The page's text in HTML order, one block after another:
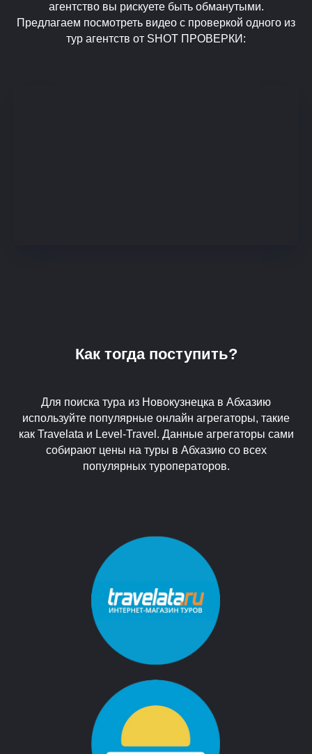
агентство вы рискуете быть обманутыми.
Предлагаем посмотреть видео с проверкой одного из
тур агентств от SHOT ПРОВЕРКИ:
Как тогда поступить?
Для поиска тура из Новокузнецка в Абхазию
используйте популярные онлайн агрегаторы, такие
как Travelata и Level-Travel. Данные агрегаторы сами
собирают цены на туры в Абхазию со всех
популярных туроператоров.